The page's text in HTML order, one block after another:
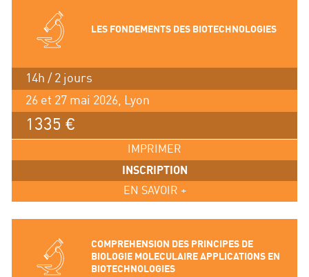
LES FONDEMENTS DES BIOTECHNOLOGIES
14h / 2 jours
26 et 27 mai 2026, Lyon
1335 €
IMPRIMER
INSCRIPTION
EN SAVOIR +
COMPREHENSION DES PRINCIPES DE
BIOLOGIE MOLECULAIRE APPLICATIONS EN
BIOTECHNOLOGIES